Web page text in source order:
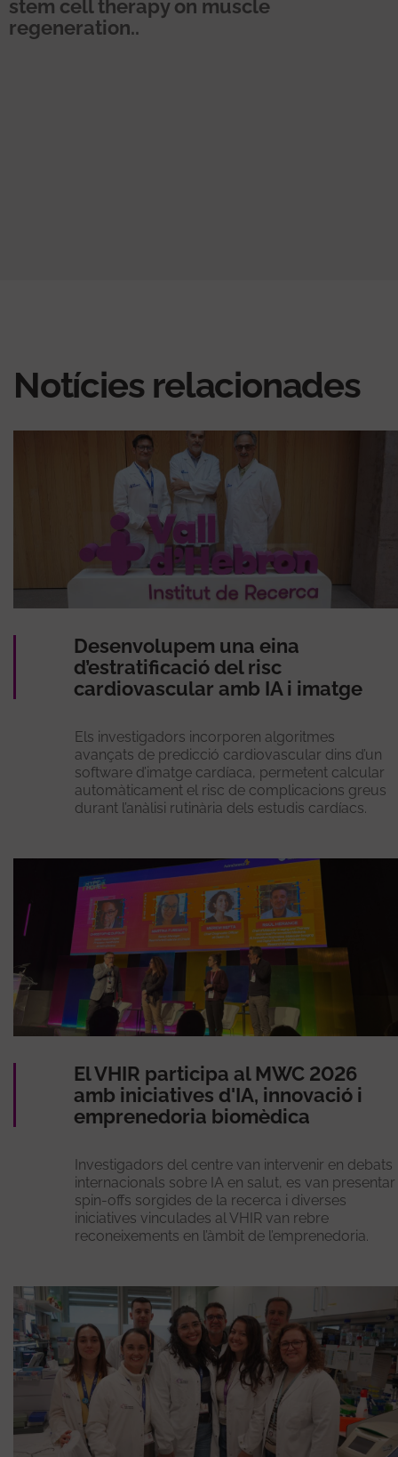
stem cell therapy on muscle
regeneration..
Notícies relacionades
Desenvolupem una eina
d’estratificació del risc
cardiovascular amb IA i imatge
Els investigadors incorporen algoritmes
avançats de predicció cardiovascular dins d’un
software d’imatge cardíaca, permetent calcular
automàticament el risc de complicacions greus
durant l’anàlisi rutinària dels estudis cardíacs.
El VHIR participa al MWC 2026
amb iniciatives d'IA, innovació i
emprenedoria biomèdica
Investigadors del centre van intervenir en debats
internacionals sobre IA en salut, es van presentar
spin-offs sorgides de la recerca i diverses
iniciatives vinculades al VHIR van rebre
reconeixements en l’àmbit de l’emprenedoria.